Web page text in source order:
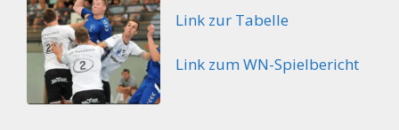
Link zur Tabelle
Link zum WN-Spielbericht